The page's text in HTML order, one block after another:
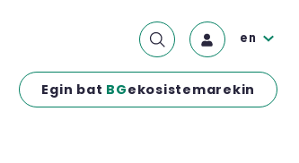
Egin bat BGekosistemarekin
en